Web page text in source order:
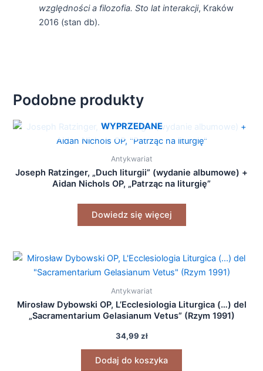
względności a filozofia. Sto lat interakcji, Kraków
2016 (stan db).
Podobne produkty
WYPRZEDANE
Antykwariat
Joseph Ratzinger, „Duch liturgii” (wydanie albumowe) +
Aidan Nichols OP, „Patrząc na liturgię”
Dowiedz się więcej
Antykwariat
Mirosław Dybowski OP, L’Ecclesiologia Liturgica (…) del
„Sacramentarium Gelasianum Vetus” (Rzym 1991)
34,99 zł
Dodaj do koszyka